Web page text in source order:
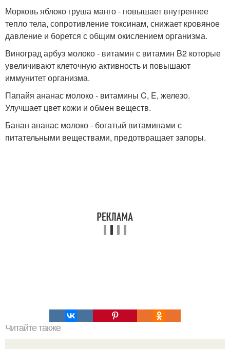
Морковь яблоко груша манго - повышает внутреннее
тепло тела, сопротивление токсинам, снижает кровяное
давление и борется с общим окислением организма.
Виноград арбуз молоко - витамин с витамин B2 которые
увеличивают клеточную активность и повышают
иммунитет организма.
Папайя ананас молоко - витамины C, E, железо.
Улучшает цвет кожи и обмен веществ.
Банан ананас молоко - богатый витаминами с
питательными веществами, предотвращает запоры.
Читайте также